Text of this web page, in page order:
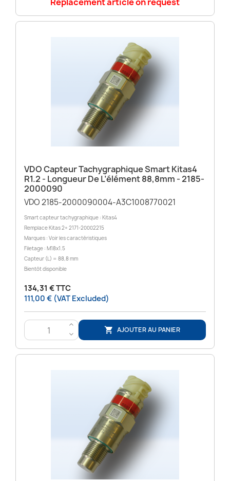
VDO Capteur Tachygraphique Smart Kitas4
R1.2 - Longueur De L’élément 88,8mm - 2185-
2000090
VDO 2185-2000090004-A3C1008770021
Smart capteur tachygraphique : Kitas4
Remplace Kitas 2+ 2171-20002215
Marques : Voir les caractéristiques
Filetage : M18x1.5
Capteur (L) = 88,8 mm
Bientôt disponible
134,31 € TTC
111,00 € (VAT Excluded)
>
<
 AJOUTER AU PANIER